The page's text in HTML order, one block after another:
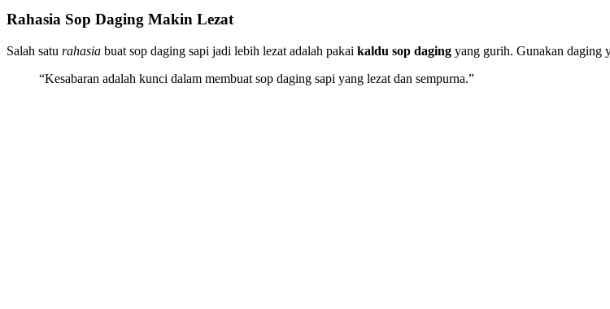
Rahasia Sop Daging Makin Lezat
Salah satu rahasia buat sop daging sapi jadi lebih lezat adalah pakai kaldu sop daging yang gurih. Gunakan daging
“Kesabaran adalah kunci dalam membuat sop daging sapi yang lezat dan sempurna.”